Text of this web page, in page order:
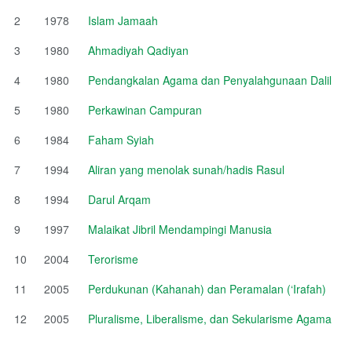
2
1978
Islam Jamaah
3
1980
Ahmadiyah Qadiyan
4
1980
Pendangkalan Agama dan Penyalahgunaan Dalil
5
1980
Perkawinan Campuran
6
1984
Faham Syiah
7
1994
Aliran yang menolak sunah/hadis Rasul
8
1994
Darul Arqam
9
1997
Malaikat Jibril Mendampingi Manusia
10
2004
Terorisme
11
2005
Perdukunan (Kahanah) dan Peramalan (‘Irafah)
12
2005
Pluralisme, Liberalisme, dan Sekularisme Agama